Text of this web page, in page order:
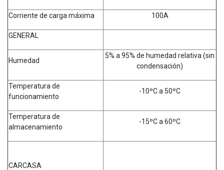
Corriente de carga máxima 100A
GENERAL
Humedad
5% a 95% de humedad relativa (sin
condensación)
Temperatura de
funcionamiento
-10ºC a 50ºC
Temperatura de
almacenamiento
-15ºC a 60ºC
CARCASA